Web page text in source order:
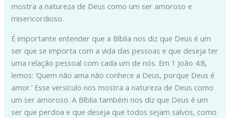
mostra a natureza de Deus como um ser amoroso e
misericordioso.
É importante entender que a Bíblia nos diz que Deus é um
ser que se importa com a vida das pessoas e que deseja ter
uma relação pessoal com cada um de nós. Em 1 João 4:8,
lemos: ‘Quem não ama não conhece a Deus, porque Deus é
amor.’ Esse versículo nos mostra a natureza de Deus como
um ser amoroso. A Bíblia também nos diz que Deus é um
ser que perdoa e que deseja que todos sejam salvos, como